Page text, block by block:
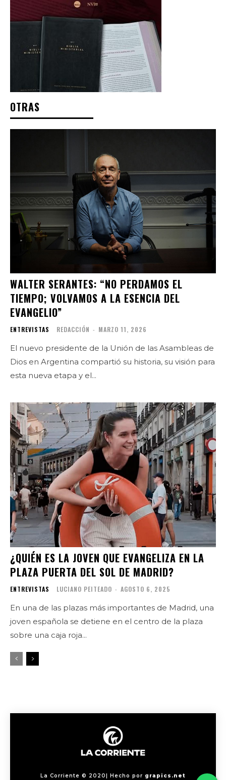
OTRAS
WALTER SERANTES: “NO PERDAMOS EL
TIEMPO; VOLVAMOS A LA ESENCIA DEL
EVANGELIO”
ENTREVISTAS REDACCIÓN - MARZO 11, 2026
El nuevo presidente de la Unión de las Asambleas de
Dios en Argentina compartió su historia, su visión para
esta nueva etapa y el...
¿QUIÉN ES LA JOVEN QUE EVANGELIZA EN LA
PLAZA PUERTA DEL SOL DE MADRID?
ENTREVISTAS LUCIANO PEITEADO - AGOSTO 6, 2025
En una de las plazas más importantes de Madrid, una
joven española se detiene en el centro de la plaza
sobre una caja roja...
La Corriente © 2020| Hecho por grapics.net